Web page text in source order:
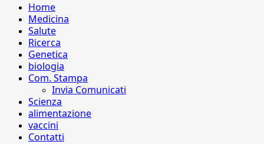
Home
Medicina
Salute
Ricerca
Genetica
biologia
Com. Stampa
Invia Comunicati
Scienza
alimentazione
vaccini
Contatti